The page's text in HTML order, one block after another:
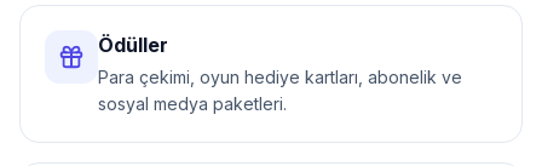
Ödüller
Para çekimi, oyun hediye kartları, abonelik ve
sosyal medya paketleri.